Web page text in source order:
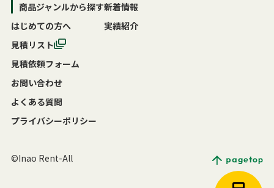
商品ジャンルから探す
はじめての方へ
新着情報
実績紹介
見積リスト
見積依頼フォーム
お問い合わせ
よくある質問
プライバシーポリシー
©Inao Rent-All